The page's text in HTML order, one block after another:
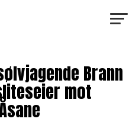
Brann
mot